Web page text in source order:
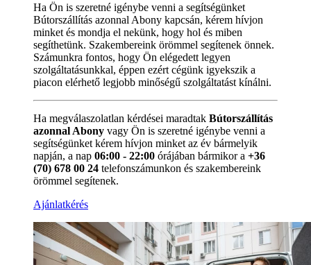
Ha Ön is szeretné igénybe venni a segítségünket
Bútorszállítás azonnal Abony kapcsán, kérem hívjon
minket és mondja el nekünk, hogy hol és miben
segíthetünk. Szakembereink örömmel segítenek önnek.
Számunkra fontos, hogy Ön elégedett legyen
szolgáltatásunkkal, éppen ezért cégünk igyekszik a
piacon elérhető legjobb minőségű szolgáltatást kínálni.
Ha megválaszolatlan kérdései maradtak Bútorszállítás
azonnal Abony vagy Ön is szeretné igénybe venni a
segítségünket kérem hívjon minket az év bármelyik
napján, a nap 06:00 - 22:00 órájában bármikor a +36
(70) 678 00 24 telefonszámunkon és szakembereink
örömmel segítenek.
Ajánlatkérés